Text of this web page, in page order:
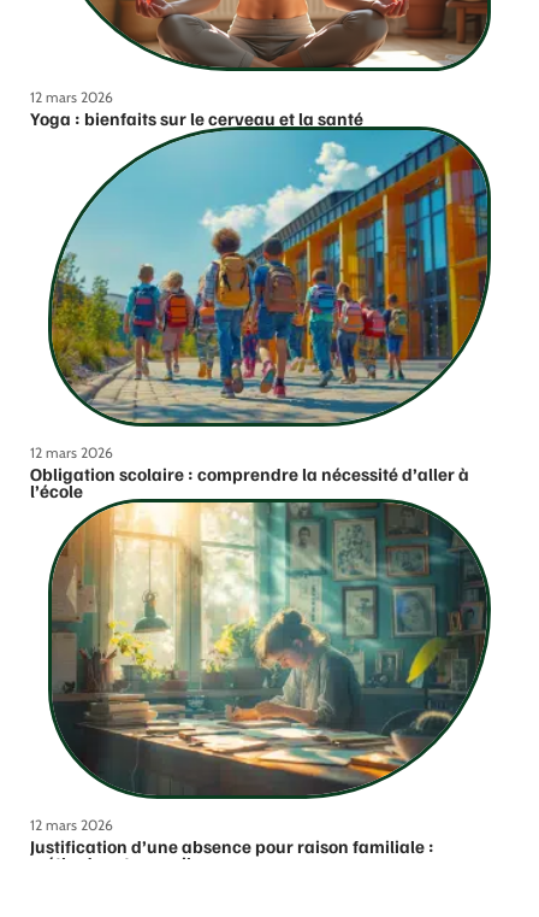
12 mars 2026
Yoga : bienfaits sur le cerveau et la santé
12 mars 2026
Obligation scolaire : comprendre la nécessité d’aller à
l’école
12 mars 2026
Justification d’une absence pour raison familiale :
méthodes et conseils